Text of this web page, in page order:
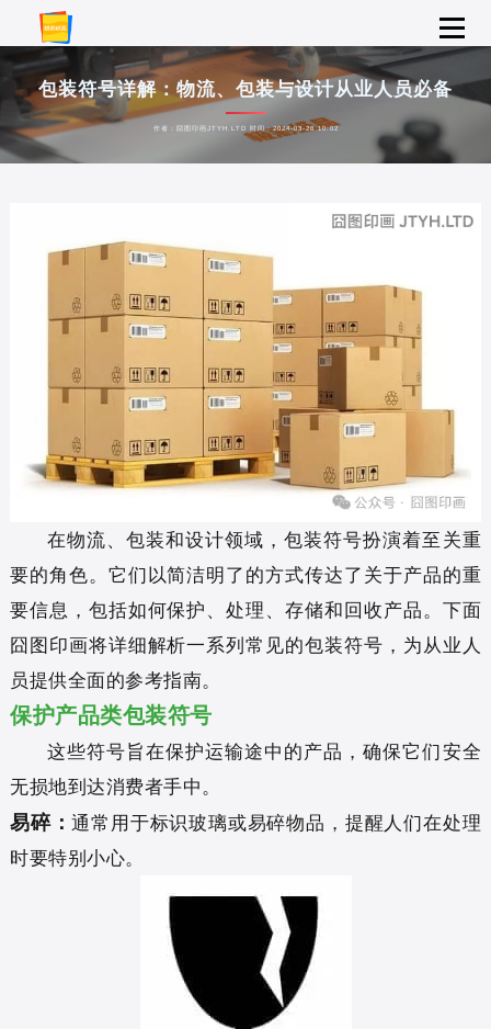
包装符号详解：物流、包装与设计从业人员必备
作者：囧图印画JTYH.LTD 时间：2024-03-28 10:02
在物流、包装和设计领域，包装符号扮演着至关重
要的角色。它们以简洁明了的方式传达了关于产品的重
要信息，包括如何保护、处理、存储和回收产品。下面
囧图印画将详细解析一系列常见的包装符号，为从业人
员提供全面的参考指南。
保护产品类包装符号
这些符号旨在保护运输途中的产品，确保它们安全
无损地到达消费者手中。
易碎：通常用于标识玻璃或易碎物品，提醒人们在处理
时要特别小心。